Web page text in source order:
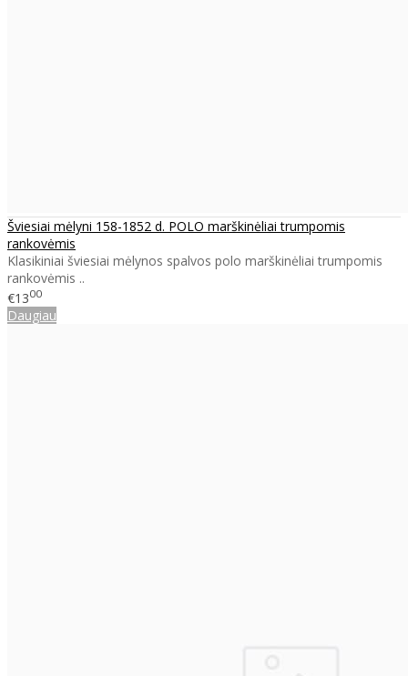
Šviesiai mėlyni 158-1852 d. POLO marškinėliai trumpomis
rankovėmis
Klasikiniai šviesiai mėlynos spalvos polo marškinėliai trumpomis
rankovėmis ..
€1300
Daugiau